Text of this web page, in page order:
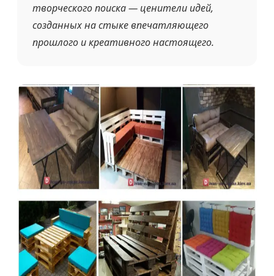
творческого поиска — ценители идей,
созданных на стыке впечатляющего
прошлого и креативного настоящего.